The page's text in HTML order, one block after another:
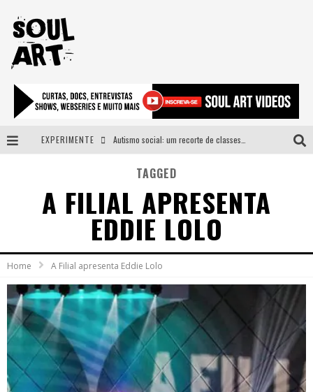
EXPERIMENTE
A subida da rampa é diferente!
Faça o bem! Mas, sem olhar a quem!?
TAGGED
A FILIAL APRESENTA
EDDIE LOLO
Home A Filial apresenta Eddie Lolo